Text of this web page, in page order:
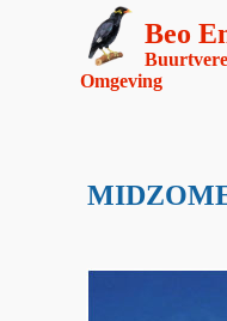
Beo
Omgeving